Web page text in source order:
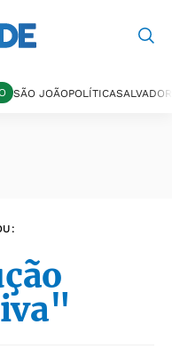
SÃO JOÃOPOLÍTICASALVADOR